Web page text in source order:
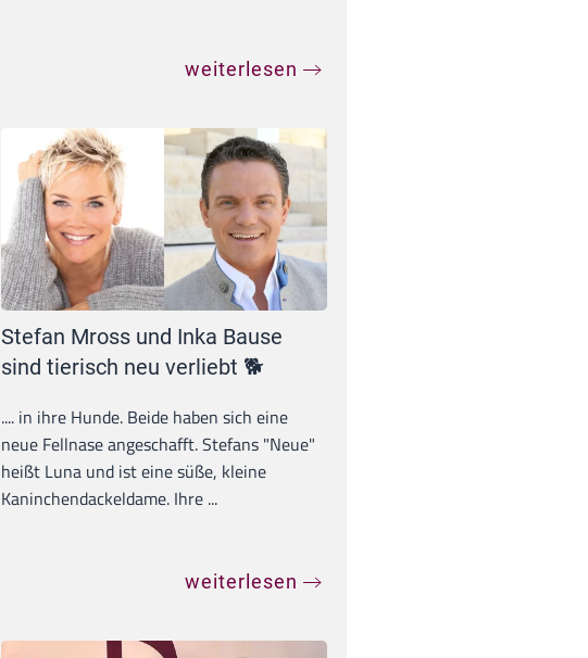
weiterlesen
Stefan Mross und Inka Bause
sind tierisch neu verliebt 🐕
.... in ihre Hunde. Beide haben sich eine
neue Fellnase angeschafft. Stefans "Neue"
heißt Luna und ist eine süße, kleine
Kaninchendackeldame. Ihre ...
weiterlesen